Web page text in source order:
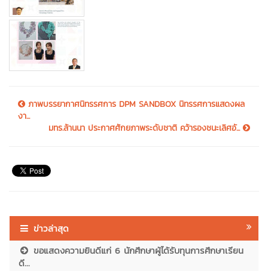
ภาพบรรยากาศนิทรรศการ DPM SANDBOX นิทรรศการแสดงผล
งา...
มทร.ล้านนา ประกาศศักยภาพระดับชาติ คว้ารองชนะเลิศอั...
ข่าวล่าสุด
ขอแสดงความยินดีแก่ 6 นักศึกษาผู้ได้รับทุนการศึกษาเรียน
ดี...